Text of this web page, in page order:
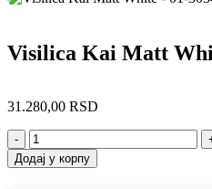
Visilica Kai Matt
31.280,00 RSD
-
Додај у корпу